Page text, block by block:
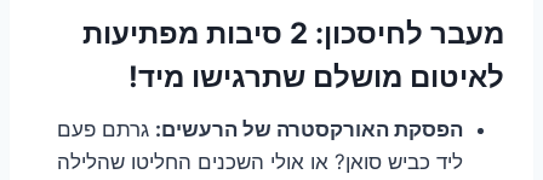
מעבר לחיסכון: 2 סיבות מפתיעות
לאיטום מושלם שתרגישו מיד!
הפסקת האורקסטרה של הרעשים: גרתם פעם
ליד כביש סואן? או אולי השכנים החליטו שהלילה